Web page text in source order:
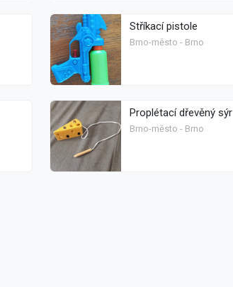
Stříkací pistole
Brno-město - Brno
Proplétací dřevěný sýr
Brno-město - Brno